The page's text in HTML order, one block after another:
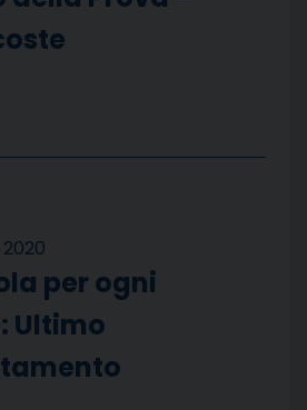
per ogni
Ultimo